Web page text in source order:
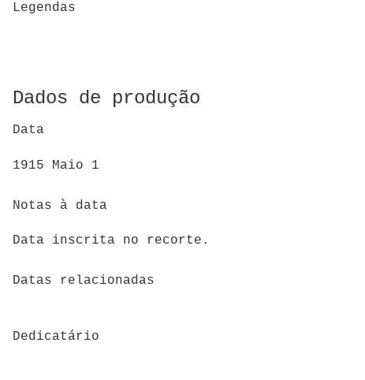
Legendas
Dados de produção
Data
1915 Maio 1
Notas à data
Data inscrita no recorte.
Datas relacionadas
Dedicatário